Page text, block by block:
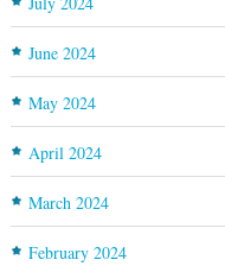
June 2024
May 2024
April 2024
March 2024
February 2024